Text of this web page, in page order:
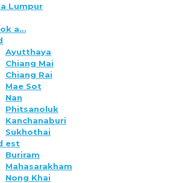
Lumpur
a…
Ayutthaya
Chiang Mai
Chiang Rai
Mae Sot
Nan
Phitsanoluk
Kanchanaburi
Sukhothai
est
Buriram
Mahasarakham
Nong Khai